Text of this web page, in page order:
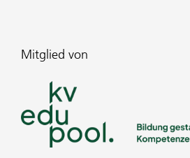
Mitglied von